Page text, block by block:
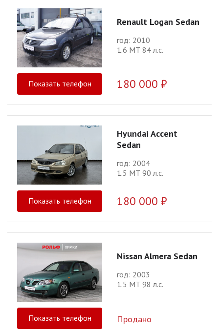
Renault Logan Sedan
год: 2010
1.6 МТ 84 л.с.
Показать телефон 180 000 ₽
Hyundai Accent
Sedan
год: 2004
1.5 МТ 90 л.с.
Показать телефон 180 000 ₽
Nissan Almera Sedan
год: 2003
1.5 МТ 98 л.с.
Показать телефон Продано